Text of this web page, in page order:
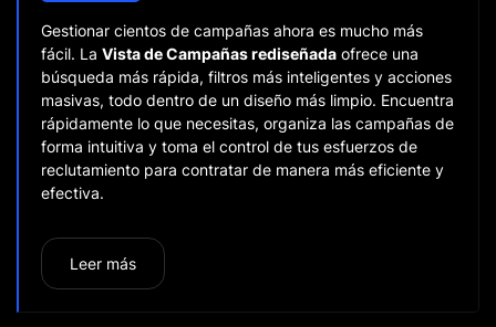
Gestionar cientos de campañas ahora es mucho más
fácil. La Vista de Campañas rediseñada ofrece una
búsqueda más rápida, filtros más inteligentes y acciones
masivas, todo dentro de un diseño más limpio. Encuentra
rápidamente lo que necesitas, organiza las campañas de
forma intuitiva y toma el control de tus esfuerzos de
reclutamiento para contratar de manera más eficiente y
efectiva.
Leer más